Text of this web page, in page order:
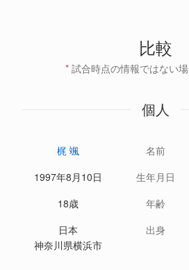
比較
* 試合時点の情報ではない
個人
梶 颯 名前
1997年8月10日
生年月日
18歳
年齢
日本
神奈川県横浜市
出身